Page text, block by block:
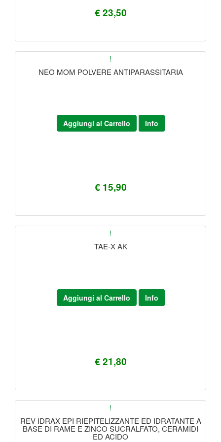
€ 23,50
!
NEO MOM POLVERE ANTIPARASSITARIA
€ 15,90
Aggiungi al Carrello Info
!
TAE-X AK
€ 21,80
Aggiungi al Carrello Info
!
REV IDRAX EPI RIEPITELIZZANTE ED IDRATANTE A
BASE DI RAME E ZINCO SUCRALFATO, CERAMIDI
ED ACIDO